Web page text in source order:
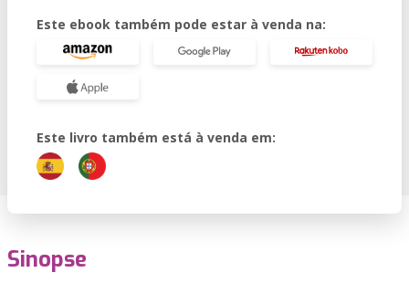
Este ebook também pode estar à venda na:
Este livro também está à venda em:
Sinopse